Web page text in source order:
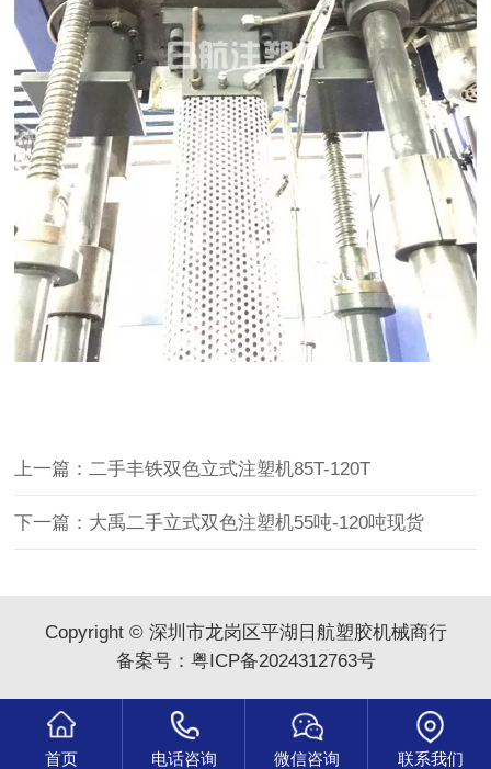
上一篇：二手丰铁双色立式注塑机85T-120T
下一篇：大禹二手立式双色注塑机55吨-120吨现货
Copyright © 深圳市龙岗区平湖日航塑胶机械商行
备案号： 粤ICP备2024312763号
首页 电话咨询 微信咨询 联系我们